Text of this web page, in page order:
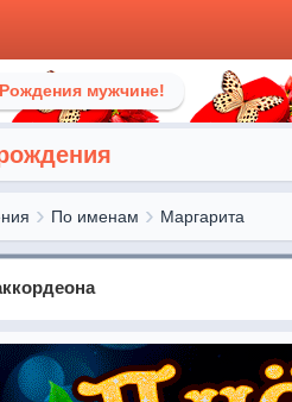
мужчине!
По именам Маргарита